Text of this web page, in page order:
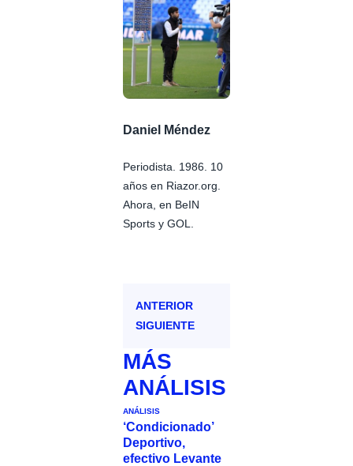
Daniel Méndez
Periodista. 1986. 10
años en Riazor.org.
Ahora, en BeIN
Sports y GOL.
ANTERIOR
SIGUIENTE
MÁS
ANÁLISIS
ANÁLISIS
‘Condicionado’
Deportivo,
efectivo Levante